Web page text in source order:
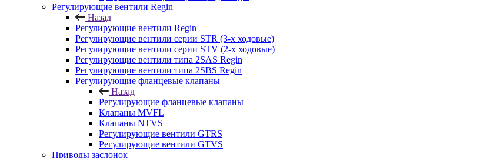
Регулирующие вентили Regin
Назад
Регулирующие вентили Regin
Регулирующие вентили серии STR (3-х ходовые)
Регулирующие вентили серии STV (2-х ходовые)
Регулирующие вентили типа 2SAS Regin
Регулирующие вентили типа 2SBS Regin
Регулирующие фланцевые клапаны
Назад
Регулирующие фланцевые клапаны
Клапаны MVFL
Клапаны NTVS
Регулирующие вентили GTRS
Регулирующие вентили GTVS
Приводы заслонок